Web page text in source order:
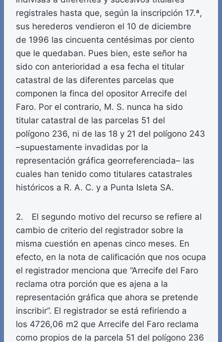
registrales hasta que, según la inscripción 17.ª,
sus herederos vendieron el 10 de diciembre
de 1996 las cincuenta centésimas por ciento
que le quedaban. Pues bien, este señor ha
sido con anterioridad a esa fecha el titular
catastral de las diferentes parcelas que
componen la finca del opositor Arrecife del
Faro. Por el contrario, M. S. nunca ha sido
titular catastral de las parcelas 51 del
polígono 236, ni de las 18 y 21 del polígono 243
–supuestamente invadidas por la
representación gráfica georreferenciada– las
cuales han tenido como titulares catastrales
históricos a R. A. C. y a Punta Isleta SA.
2. El segundo motivo del recurso se refiere al
cambio de criterio del registrador sobre la
misma cuestión en apenas cinco meses. En
efecto, en la nota de calificación que nos ocupa
el registrador menciona que “Arrecife del Faro
reclama otra porción que es ajena a la
representación gráfica que ahora se pretende
inscribir”. El registrador se está refiriendo a
los 4726,06 m2 que Arrecife del Faro reclama
como propios de la parcela 51 del polígono 236